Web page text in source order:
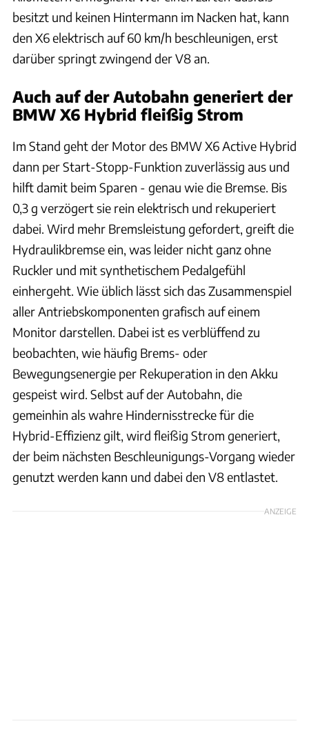
besitzt und keinen Hintermann im Nacken hat, kann
den X6 elektrisch auf 60 km/h beschleunigen, erst
darüber springt zwingend der V8 an.
Auch auf der Autobahn generiert der
BMW X6 Hybrid fleißig Strom
Im Stand geht der Motor des BMW X6 Active Hybrid
dann per Start-Stopp-Funktion zuverlässig aus und
hilft damit beim Sparen - genau wie die Bremse. Bis
0,3 g verzögert sie rein elektrisch und rekuperiert
dabei. Wird mehr Bremsleistung gefordert, greift die
Hydraulikbremse ein, was leider nicht ganz ohne
Ruckler und mit synthetischem Pedalgefühl
einhergeht. Wie üblich lässt sich das Zusammenspiel
aller Antriebskomponenten grafisch auf einem
Monitor darstellen. Dabei ist es verblüffend zu
beobachten, wie häufig Brems- oder
Bewegungsenergie per Rekuperation in den Akku
gespeist wird. Selbst auf der Autobahn, die
gemeinhin als wahre Hindernisstrecke für die
Hybrid-Effizienz gilt, wird fleißig Strom generiert,
der beim nächsten Beschleunigungs-Vorgang wieder
genutzt werden kann und dabei den V8 entlastet.
ANZEIGE